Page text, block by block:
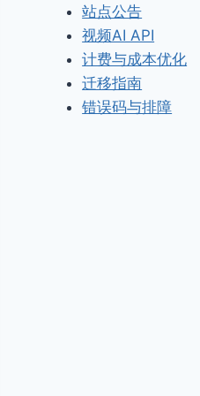
站点公告
视频AI API
计费与成本优化
迁移指南
错误码与排障